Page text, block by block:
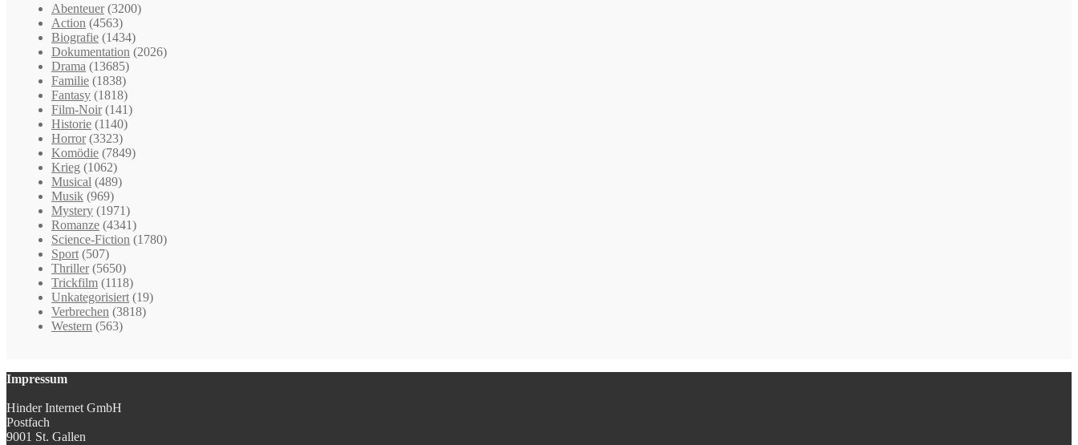
Abenteuer (3200)
Action (4563)
Biografie (1434)
Dokumentation (2026)
Drama (13685)
Familie (1838)
Fantasy (1818)
Film-Noir (141)
Historie (1140)
Horror (3323)
Komödie (7849)
Krieg (1062)
Musical (489)
Musik (969)
Mystery (1971)
Romanze (4341)
Science-Fiction (1780)
Sport (507)
Thriller (5650)
Trickfilm (1118)
Unkategorisiert (19)
Verbrechen (3818)
Western (563)
Impressum
Hinder Internet GmbH
Postfach
9001 St. Gallen